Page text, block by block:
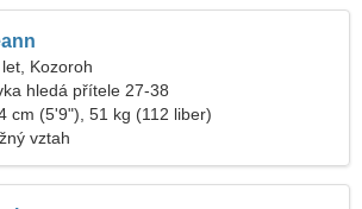
Kozoroh
hledá přítele 27-38
cm (5'9"), 51 kg (112 liber)
vztah